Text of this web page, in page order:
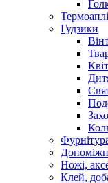
Гудзики
Ножі,
Клей,